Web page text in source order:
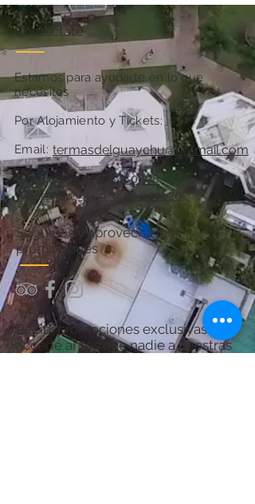
Contactate
Estamos para ayudarte en lo que
necesites
Por Alojamiento y Tickets:
Email:
Teléfono:
+54 11 6841 0808
WhatsApp:+54 9 3446-607620
termasdelguaychu@hotmail.com
Seguinos y aprovechá las
promociones
Recibí promociones exclusivas y
accedé antes que nadie a nuestras